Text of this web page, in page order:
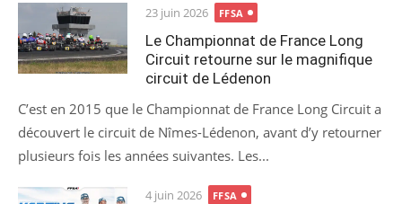
Posted
on
23 juin 2026 FFSA
Le Championnat de France Long
Circuit retourne sur le magnifique
circuit de Lédenon
C’est en 2015 que le Championnat de France Long Circuit a
découvert le circuit de Nîmes-Lédenon, avant d’y retourner
plusieurs fois les années suivantes. Les...
Posted
4 juin 2026 FFSA